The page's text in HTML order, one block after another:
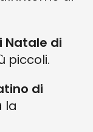
Natale di
piccoli.
di
la